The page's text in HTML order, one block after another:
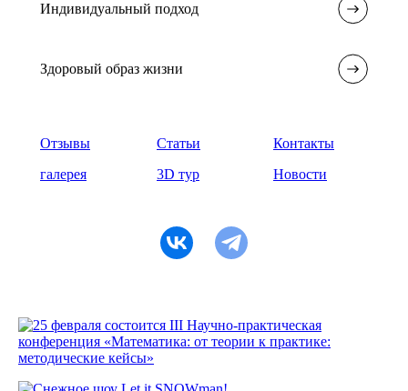
Индивидуальный подход
Здоровый образ жизни
Отзывы Статьи
Контакты
галерея
3D тур Новости